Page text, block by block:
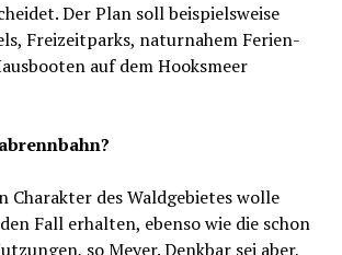
Der Plan soll beispielsweise
Freizeitparks, naturnahem Ferien-
auf dem Hooksmeer
Charakter des Waldgebietes wolle
Fall erhalten, ebenso wie die schon
so Meyer. Denkbar sei aber,